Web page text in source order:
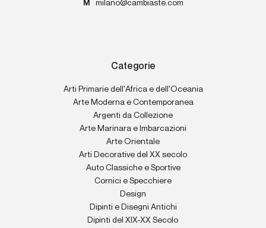
M
milano@cambiaste.com
Categorie
Arti Primarie dell'Africa e dell'Oceania
Arte Moderna e Contemporanea
Argenti da Collezione
Arte Marinara e Imbarcazioni
Arte Orientale
Arti Decorative del XX secolo
Auto Classiche e Sportive
Cornici e Specchiere
Design
Dipinti e Disegni Antichi
Dipinti del XIX-XX Secolo